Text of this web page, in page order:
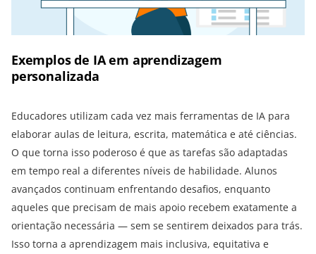
Exemplos de IA em aprendizagem
personalizada
Educadores utilizam cada vez mais ferramentas de IA para
elaborar aulas de leitura, escrita, matemática e até ciências.
O que torna isso poderoso é que as tarefas são adaptadas
em tempo real a diferentes níveis de habilidade. Alunos
avançados continuam enfrentando desafios, enquanto
aqueles que precisam de mais apoio recebem exatamente a
orientação necessária — sem se sentirem deixados para trás.
Isso torna a aprendizagem mais inclusiva, equitativa e